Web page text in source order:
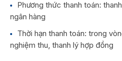
Phương thức thanh toán:
ngân hàng
Thời hạn thanh toán: trong
nghiệm thu, thanh lý hợp đồng